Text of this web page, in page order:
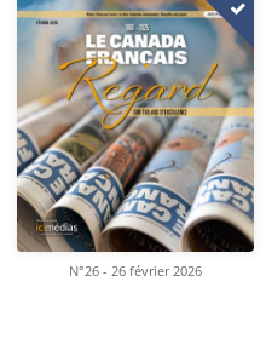
N°26 - 26 février 2026